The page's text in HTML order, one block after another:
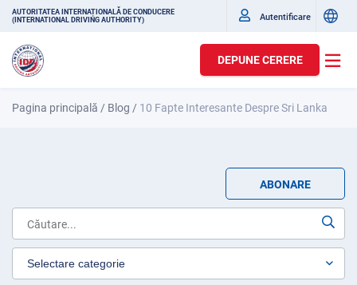
AUTORITATEA INTERNAȚIONALĂ DE CONDUCERE
(INTERNATIONAL DRIVING AUTHORITY)
Autentificare
DEPUNE CERERE
Pagina principală / Blog / 10 Fapte Interesante Despre Sri Lanka
ABONARE